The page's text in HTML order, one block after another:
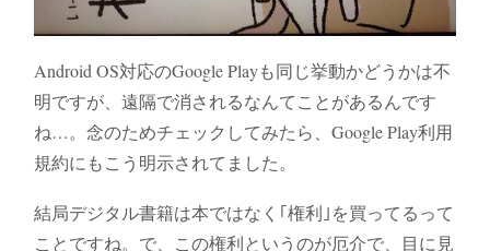
Android OS対応のGoogle Playも同じ挙動かどうかは不
明ですが、遠隔で消されるなんてことがあるんです
ね…。念のためチェックしてみたら、Google Play利用
規約にもこう明示されてました。
結局デジタル書籍は本ではなく｢権利｣を買ってるって
ことですね。で、この権利というのが厄介で、目に見